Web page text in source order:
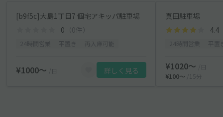
[b9f5c]大島1丁目7 個宅アキッパ駐車場
0 （0件）
¥1000〜 /日 詳しく見る
真田駐車場
4.4
¥1020〜
/日
¥100〜
/15分